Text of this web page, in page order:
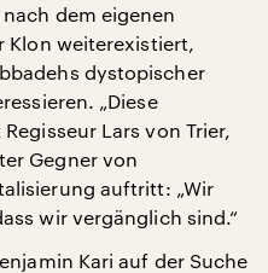
dem eigenen
Klon weiterexistiert,
dystopischer
„Diese
Lars von Trier,
Gegner von
auftritt: „Wir
wir vergänglich sind.“
Kari auf der Suche